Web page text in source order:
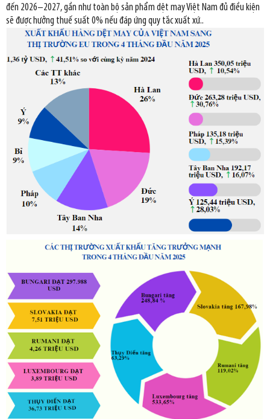
đến 2026–2027, gần như toàn bộ sản phẩm dệt may Việt Nam đủ điều kiện
sẽ được hưởng thuế suất 0% nếu đáp ứng quy tắc xuất xứ..